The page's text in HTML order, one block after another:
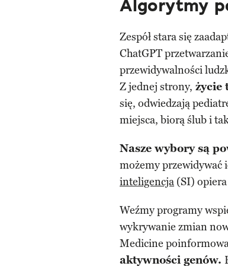
Algorytmy
Zespół stara się
ChatGPT
przewidywalności
Z jednej strony, życie
się, odwiedzają
miejsca, biorą ślub i
Nasze wybory są
możemy przewidywać
inteligencja (SI)
Weźmy programy
wykrywanie zmian
Medicine
aktywności genów.